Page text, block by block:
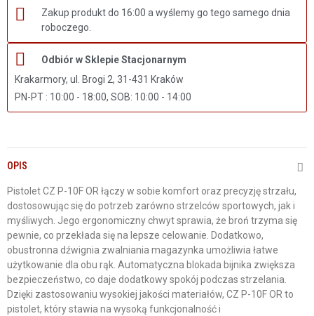
Zakup produkt do 16:00 a wyślemy go tego samego dnia
roboczego.
Odbiór w Sklepie Stacjonarnym
Krakarmory, ul. Brogi 2, 31-431 Kraków
PN-PT : 10:00 - 18:00, SOB: 10:00 - 14:00
OPIS
Pistolet CZ P-10F OR łączy w sobie komfort oraz precyzję strzału,
dostosowując się do potrzeb zarówno strzelców sportowych, jak i
myśliwych. Jego ergonomiczny chwyt sprawia, że broń trzyma się
pewnie, co przekłada się na lepsze celowanie. Dodatkowo,
obustronna dźwignia zwalniania magazynka umożliwia łatwe
użytkowanie dla obu rąk. Automatyczna blokada bijnika zwiększa
bezpieczeństwo, co daje dodatkowy spokój podczas strzelania.
Dzięki zastosowaniu wysokiej jakości materiałów, CZ P-10F OR to
pistolet, który stawia na wysoką funkcjonalność i